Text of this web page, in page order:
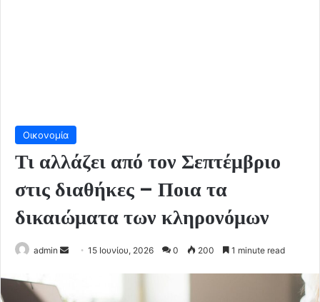
Οικονομία
Τι αλλάζει από τον Σεπτέμβριο
στις διαθήκες – Ποια τα
δικαιώματα των κληρονόμων
admin
Send15 Ιουνίου, 2026 0 200 1 minute read